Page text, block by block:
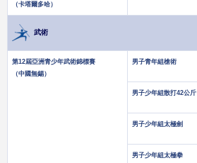
（卡塔爾多哈）
武術
第12屆亞洲青少年武術錦標賽
（中國無錫）
男子青年組槍術
男子少年組散打42公斤
男子少年組太極劍
男子少年組太極拳